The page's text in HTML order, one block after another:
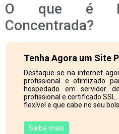
O que é
Concentrada?
Tenha Agora um Site
Destaque-se na internet
profissional e otimizado
hospedado em servidor
profissional e certificado
flexível e que cabe no seu
Saiba mais